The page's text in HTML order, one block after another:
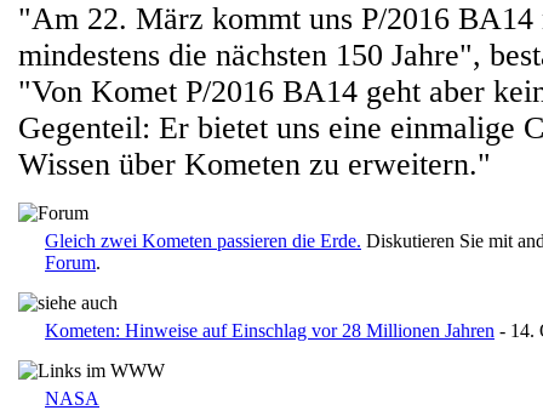
"Am 22. März kommt uns P/2016 BA14
mindestens die nächsten 150 Jahre",
"Von Komet P/2016 BA14 geht aber
Gegenteil: Er bietet uns eine einmalige
Wissen über Kometen zu erweitern."
Gleich zwei Kometen passieren die Erde. Diskutieren Sie mit
Forum.
Kometen: Hinweise auf Einschlag vor 28 Millionen Jahren - 14.
NASA